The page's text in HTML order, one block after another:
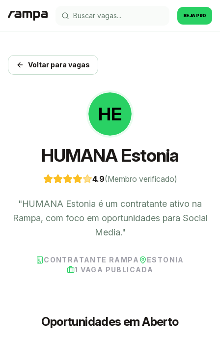
SEJA PRO
Voltar para vagas
HE
HUMANA Estonia
4.9(Membro verificado)
"HUMANA Estonia é um contratante ativo na
Rampa, com foco em oportunidades para Social
Media."
CONTRATANTE RAMPA
ESTONIA
1 VAGA PUBLICADA
Oportunidades em Aberto